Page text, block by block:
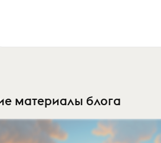
материалы блога